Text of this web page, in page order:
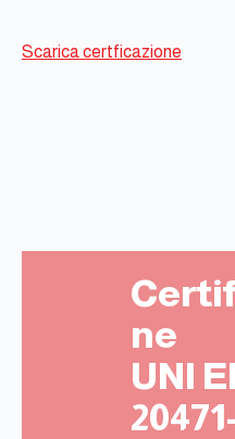
Scarica certficazione
ne
UNI